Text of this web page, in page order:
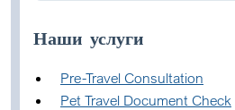
Наши услуги
Pre-Travel Consultation
Pet Travel Document Check